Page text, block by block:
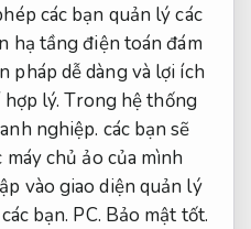
các bạn quản lý các
hạ tầng điện toán đám
pháp dễ dàng và lợi ích
lý. Trong hệ thống
nghiệp. các bạn sẽ
chủ ảo của mình
vào giao diện quản lý
bạn. PC. Bảo mật tốt.